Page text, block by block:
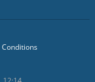
Conditions